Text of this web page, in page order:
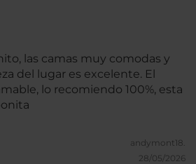
las camas muy comodas y
del lugar es excelente. El
lo recomiendo 100%, esta
andymont18.
28/05/2026